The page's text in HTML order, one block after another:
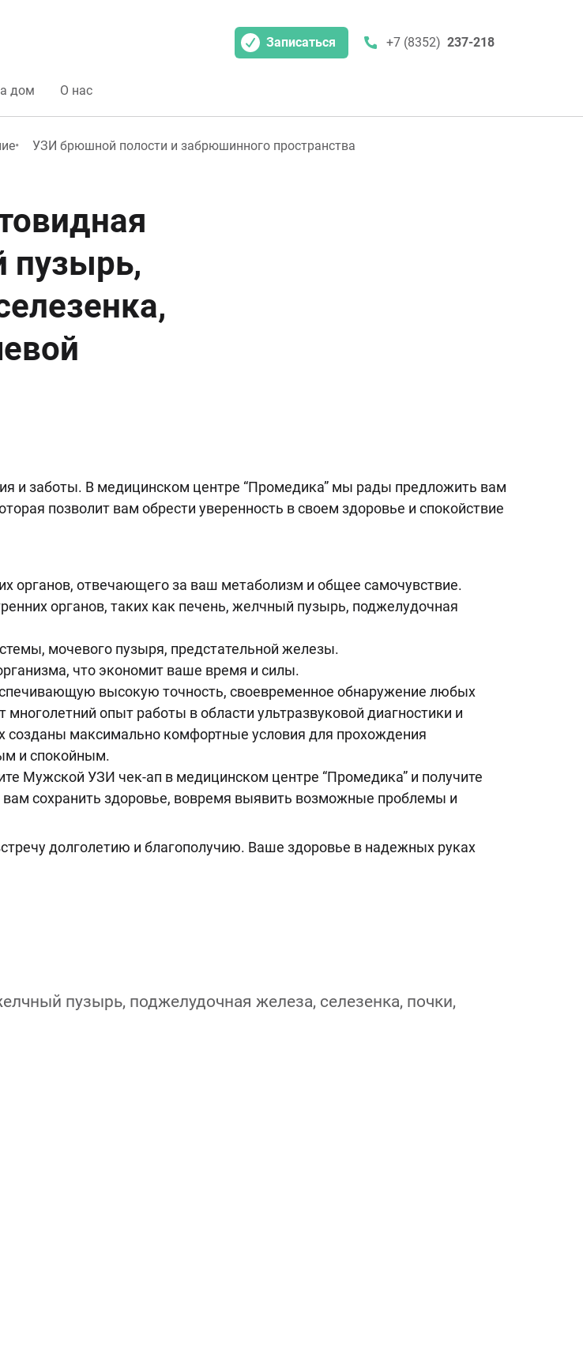
Записаться +7 (8352) 237-218
дом О нас
УЗИ брюшной полости и забрюшинного пространства
пузырь,
и заботы. В медицинском центре “Промедика” мы рады предложить вам
позволит вам обрести уверенность в своем здоровье и спокойствие
органов, отвечающего за ваш метаболизм и общее самочувствие.
органов, таких как печень, желчный пузырь, поджелудочная
мочевого пузыря, предстательной железы.
что экономит ваше время и силы.
высокую точность, своевременное обнаружение любых
опыт работы в области ультразвуковой диагностики и
максимально комфортные условия для прохождения
и спокойным.
Мужской УЗИ чек-ап в медицинском центре “Промедика” и получите
сохранить здоровье, вовремя выявить возможные проблемы и
долголетию и благополучию. Ваше здоровье в надежных руках
пузырь, поджелудочная железа, селезенка, почки,